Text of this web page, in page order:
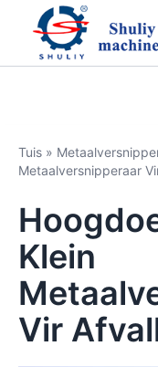
Tuis »
Metaalversnipperaar
Klein
Vir